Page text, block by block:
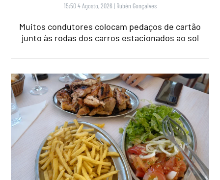
15:50 4 Agosto, 2026 | Rubén Gonçalves
Muitos condutores colocam pedaços de cartão
junto às rodas dos carros estacionados ao sol